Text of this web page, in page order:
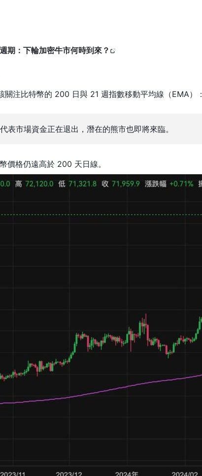
期：下輪加密牛市何時到來？
注比特幣的 200 日與 21 週指數移動平均線（EMA）：
表市場資金正在退出，潛在的熊市也即將來臨。
價格仍遠高於 200 天日線。